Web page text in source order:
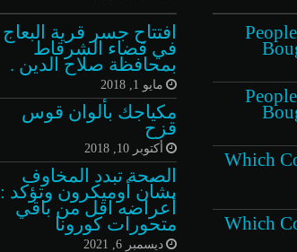
13,000+
13,000+
Which
Which
افتتاح جسر قرية البعاج
في قضاء الشرقاط
بمحافظة صلاح الدين .
مايو 1, 2018
مكياجك بألوان قوس
قزح
أكتوبر 10, 2018
الصحة تبدد المخاوف
بشأن أوميكرون وتؤكد :
أعراضه اقل من باقي
متحورات كورونا
ديسمبر 6, 2021